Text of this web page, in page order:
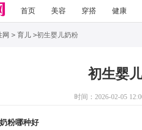
首页 美容 穿搭 健康
网 > 育儿 >初生婴儿奶粉
初生婴
时间：2026-02-05
粉哪种好